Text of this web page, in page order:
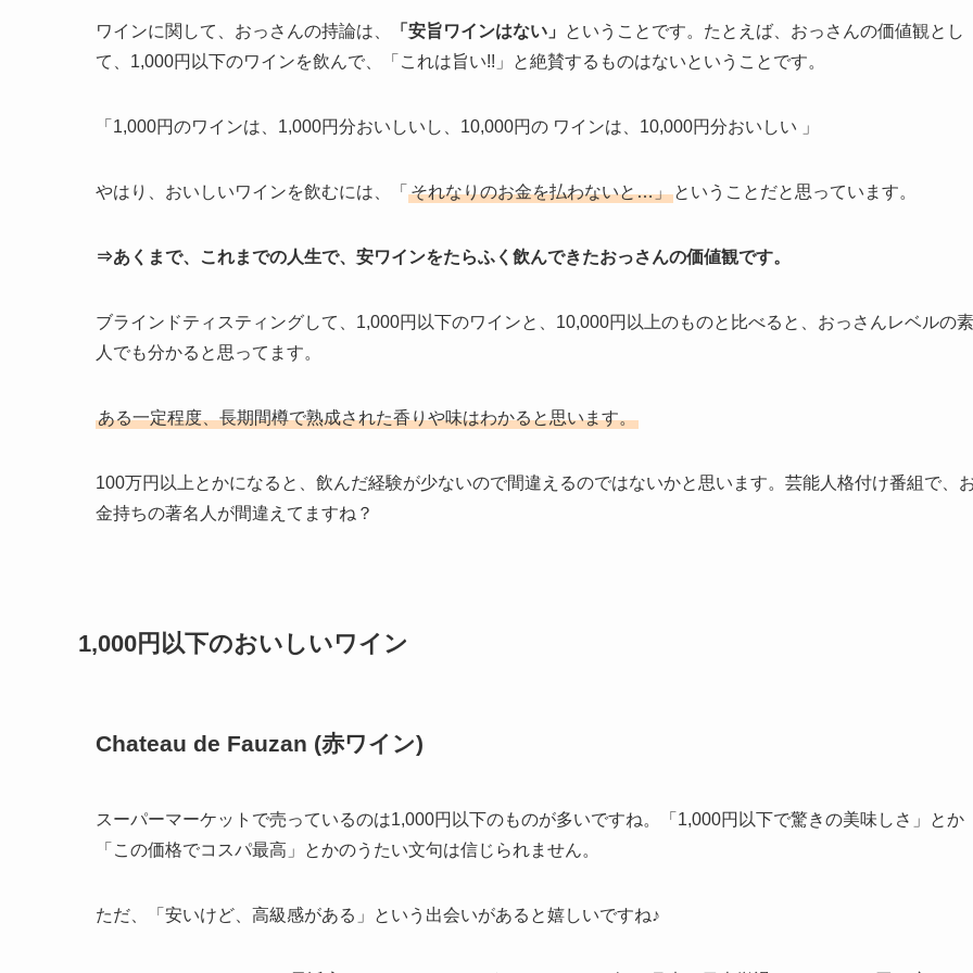
ワインに関して、おっさんの持論は、 「安旨ワインはない」
ということです。たとえば、おっさんの価値観とし
て、1,000円以下のワインを飲んで、「これは旨い!!」と絶賛するものはないということです。
「1,000円のワインは、1,000円分おいしいし、10,000円の ワインは、10,000円分おいしい 」
やはり、おいしいワインを飲むには、「 それなりのお金を払わないと…」 ということだと思っています。
⇒あくまで、これまでの人生で、安ワインをたらふく飲んできたおっさんの価値観です。
ブラインドティスティングして、1,000円以下のワインと、10,000円以上のものと比べると、おっさんレベルの素
人でも分かると思ってます。
ある一定程度、長期間樽で熟成された香りや味はわかると思います。
100万円以上とかになると、飲んだ経験が少ないので間違えるのではないかと思います。芸能人格付け番組で、
金持ちの著名人が間違えてますね？
1,000円以下のおいしいワイン
Chateau de Fauzan (赤ワイン)
スーパーマーケットで売っているのは1,000円以下のものが多いですね。「1,000円以下で驚きの美味しさ」とか
「この価格でコスパ最高」とかのうたい文句は信じられません。
ただ、「安いけど、高級感がある」という出会いがあると嬉しいですね♪